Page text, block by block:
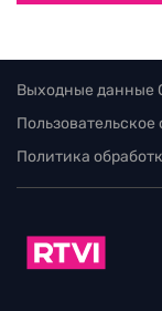
Выходные данные
Политика